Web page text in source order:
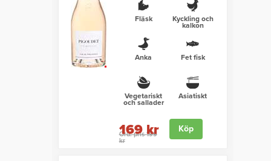
Fläsk Kyckling och
kalkon
Anka Fet fisk
Vegetariskt
och sallader
Asiatiskt
Ord. pris 199
kr
169 kr Köp